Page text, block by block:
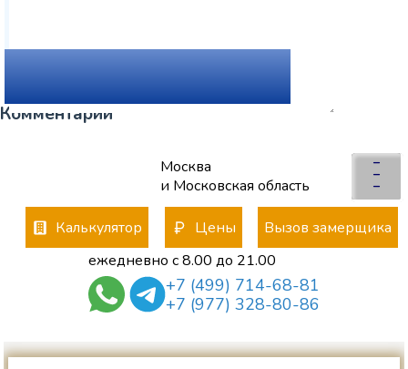
Комментарии
Москва
и Московская область
Калькулятор Цены
Вызов замерщика
ежедневно с 8.00 до 21.00
+7 (499) 714-68-81
+7 (977) 328-80-86
–
–
–
×